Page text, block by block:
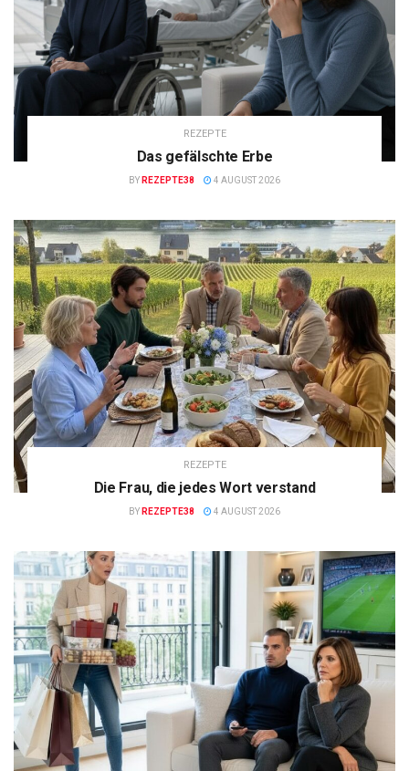
REZEPTE
Das gefälschte Erbe
BY REZEPTE38 4 AUGUST 2026
REZEPTE
Die Frau, die jedes Wort verstand
BY REZEPTE38 4 AUGUST 2026